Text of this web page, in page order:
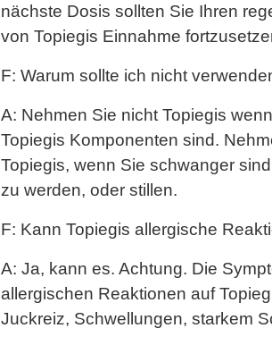
nächste Dosis sollten Sie Ihren
von Topiegis Einnahme
F: Warum sollte ich nicht
A: Nehmen Sie nicht Topiegis
Topiegis Komponenten sind.
Topiegis, wenn Sie schwanger
zu werden, oder stillen.
F: Kann Topiegis allergische
A: Ja, kann es. Achtung. Die
allergischen Reaktionen auf
Juckreiz, Schwellungen, starkem